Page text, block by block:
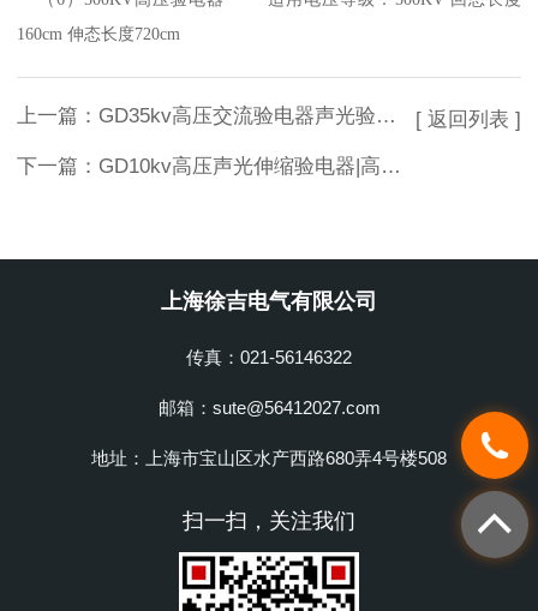
160cm 伸态长度720cm
上一篇： GD35kv高压交流验电器声光验电器伸缩验电器
下一篇： GD10kv高压声光伸缩验电器|高压交流伸缩验电器
[ 返回列表 ]
上海徐吉电气有限公司
传真：021-56146322
邮箱：sute@56412027.com
地址：上海市宝山区水产西路680弄4号楼508
扫一扫，关注我们